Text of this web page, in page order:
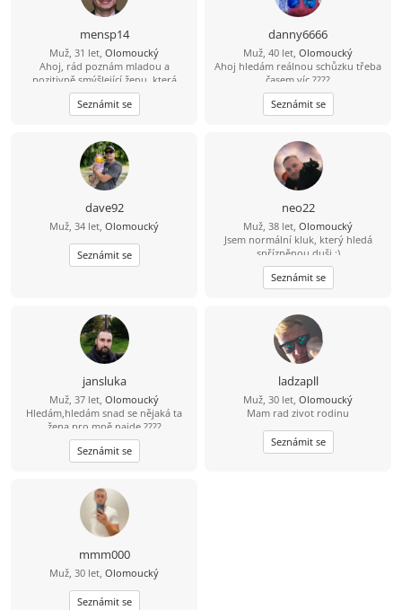
mensp14
Muž, 31 let, Olomoucký
Ahoj, rád poznám mladou a
pozitivně smýšlející ženu, která
nezkazí žádnou legraci.
Seznámit se
danny6666
Muž, 40 let, Olomoucký
Ahoj hledám reálnou schůzku třeba
časem víc ????
Seznámit se
dave92
Muž, 34 let, Olomoucký
Seznámit se
neo22
Muž, 38 let, Olomoucký
Jsem normální kluk, který hledá
spřízněnou duši :)
Seznámit se
jansluka
Muž, 37 let, Olomoucký
Hledám,hledám snad se nějaká ta
žena pro mně najde ????
Seznámit se
ladzapll
Muž, 30 let, Olomoucký
Mam rad zivot rodinu
Seznámit se
mmm000
Muž, 30 let, Olomoucký
Seznámit se